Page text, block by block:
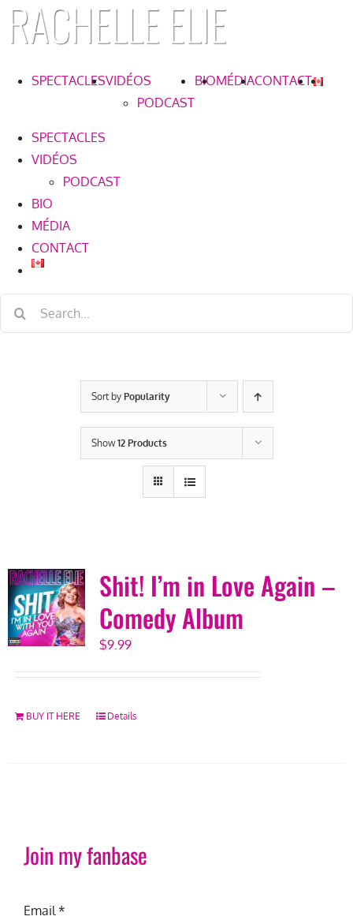
Skip
SPECTACLESVIDÉOS
PODCAST
BIOMÉDIACONTACT
SPECTACLES
VIDÉOS
PODCAST
BIO
MÉDIA
CONTACT
Search
Sort by Popularity
Show12 Products
Shit! I’m in Love Again –
Comedy Album
$9.99
BUY IT HERE Details
Join my fanbase
Email*